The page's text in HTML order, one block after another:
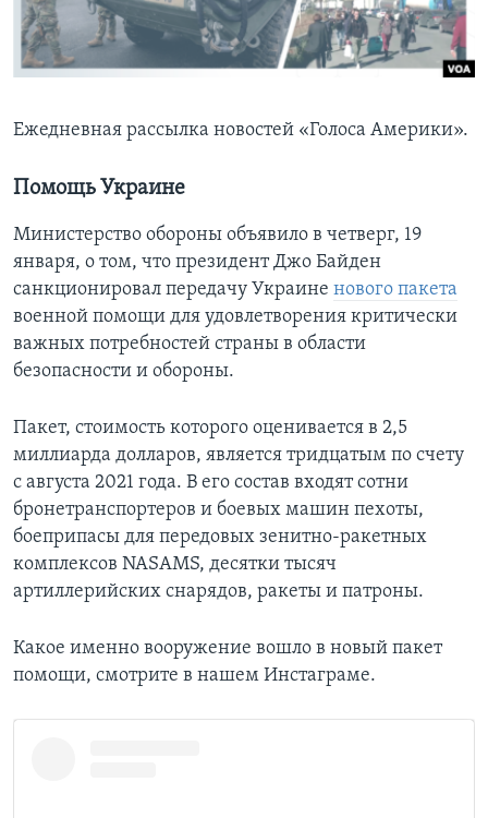
Learning English
Языки
Ежедневная рассылка новостей «Голоса Америки».
Помощь Украине
Министерство обороны объявило в четверг, 19
января, о том, что президент Джо Байден
санкционировал передачу Украине нового пакета
военной помощи для удовлетворения критически
важных потребностей страны в области
безопасности и обороны.
Пакет, стоимость которого оценивается в 2,5
миллиарда долларов, является тридцатым по счету
с августа 2021 года. В его состав входят сотни
бронетранспортеров и боевых машин пехоты,
боеприпасы для передовых зенитно-ракетных
комплексов NASAMS, десятки тысяч
артиллерийских снарядов, ракеты и патроны.
Какое именно вооружение вошло в новый пакет
помощи, смотрите в нашем Инстаграме.